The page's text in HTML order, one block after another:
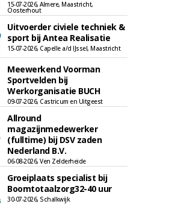
15-07-2026, Almere, Maastricht,
Oosterhout
Uitvoerder civiele techniek &
sport bij Antea Realisatie
15-07-2026, Capelle a/d IJssel, Maastricht
Meewerkend Voorman
Sportvelden bij
Werkorganisatie BUCH
09-07-2026, Castricum en Uitgeest
Allround
magazijnmedewerker
(fulltime) bij DSV zaden
Nederland B.V.
06-08-2026, Ven Zelderheide
Groeiplaats specialist bij
Boomtotaalzorg32-40 uur
30-07-2026, Schalkwijk